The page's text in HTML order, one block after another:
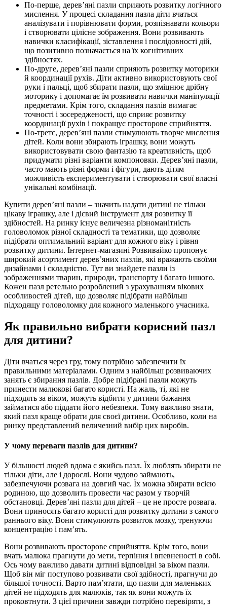
По-перше, дерев’яні пазли сприяють розвитку логічного
мислення. У процесі складання пазла діти вчаться
аналізувати і порівнювати форми, розпізнавати кольори
і створювати цілісне зображення. Вони розвивають
навички класифікації, зіставлення і послідовності дій,
що позитивно позначається на їх когнітивних
здібностях.
По-друге, дерев’яні пазли сприяють розвитку моторики
й координації рухів. Діти активно використовують свої
руки і пальці, щоб збирати пазли, що зміцнює дрібну
моторику і допомагає їм розвивати навички маніпуляції
предметами. Крім того, складання пазлів вимагає
точності і зосередженості, що сприяє розвитку
координації рухів і покращує просторове сприйняття.
По-третє, дерев’яні пазли стимулюють творче мислення
дітей. Коли вони збирають іграшку, вони можуть
використовувати свою фантазію та креативність, щоб
придумати різні варіанти компоновки. Дерев’яні пазли,
часто мають різні форми і фігури, дають дітям
можливість експериментувати і створювати свої власні
унікальні комбінації.
Купити дерев’яні пазли – значить надати дитині не тільки
цікаву іграшку, але і дієвий інструмент для розвитку її
здібностей. На ринку існує величезна різноманітність
головоломок різної складності та тематики, що дозволяє
підібрати оптимальний варіант для кожного віку і рівня
розвитку дитини. Інтернет-магазині Розвивайко пропонує
широкий асортимент дерев’яних пазлів, які вражають своїми
дизайнами і складністю. Тут ви знайдете пазли із
зображеннями тварин, природи, транспорту і багато іншого.
Кожен пазл ретельно розроблений з урахуванням вікових
особливостей дітей, що дозволяє підібрати найбільш
підходящу головоломку для кожного маленького учасника.
Як правильно вибрати корисний пазл
для дитини?
Діти вчаться через гру, тому потрібно забезпечити їх
правильними матеріалами. Одним з найбільш розвиваючих
занять є збирання пазлів. Добре підібрані пазли можуть
принести малюкові багато користі. На жаль, ті, які не
підходять за віком, можуть відбити у дитини бажання
займатися або піддати його небезпеки. Тому важливо знати,
який пазл краще обрати для своєї дитини. Особливо, коли на
ринку представлений величезний вибір цих виробів.
У чому переваги пазлів для дитини?
У більшості людей вдома є якийсь пазл. Їх люблять збирати не
тільки діти, але і дорослі. Вони чудово займають,
забезпечуючи розвага на довгий час. Їх можна збирати всією
родиною, що дозволить провести час разом у творчій
обстановці. Дерев’яні пазли для дітей – це не просте розвага.
Вони приносять багато користі для розвитку дитини з самого
раннього віку. Вони стимулюють розвиток мозку, тренуючи
концентрацію і пам’ять.
Вони розвивають просторове сприйняття. Крім того, вони
вчать малюка прагнути до мети, терпіння і впевненості в собі.
Ось чому важливо давати дитині відповідні за віком пазли.
Щоб він міг поступово розвивати свої здібності, прагнучи до
більшої точності. Варто пам’ятати, що пазли для маленьких
дітей не підходять для малюків, так як вони можуть їх
проковтнути. З цієї причини завжди потрібно перевіряти, з